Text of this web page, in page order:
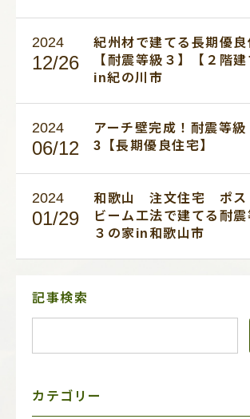
2024
12/26
紀州材で建てる長期優良
【耐震等級３】【２階建
in紀の川市
2024
06/12
アーチ壁完成！耐震等級
3【長期優良住宅】
2024
01/29
和歌山 注文住宅 ポス
ビーム工法で建てる耐震
３の家in和歌山市
サ
ニ
記事検索
カテゴリー